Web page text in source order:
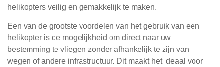
helikopters veilig en gemakkelijk te maken.
Een van de grootste voordelen van het gebruik van een
helikopter is de mogelijkheid om direct naar uw
bestemming te vliegen zonder afhankelijk te zijn van
wegen of andere infrastructuur. Dit maakt het ideaal voor